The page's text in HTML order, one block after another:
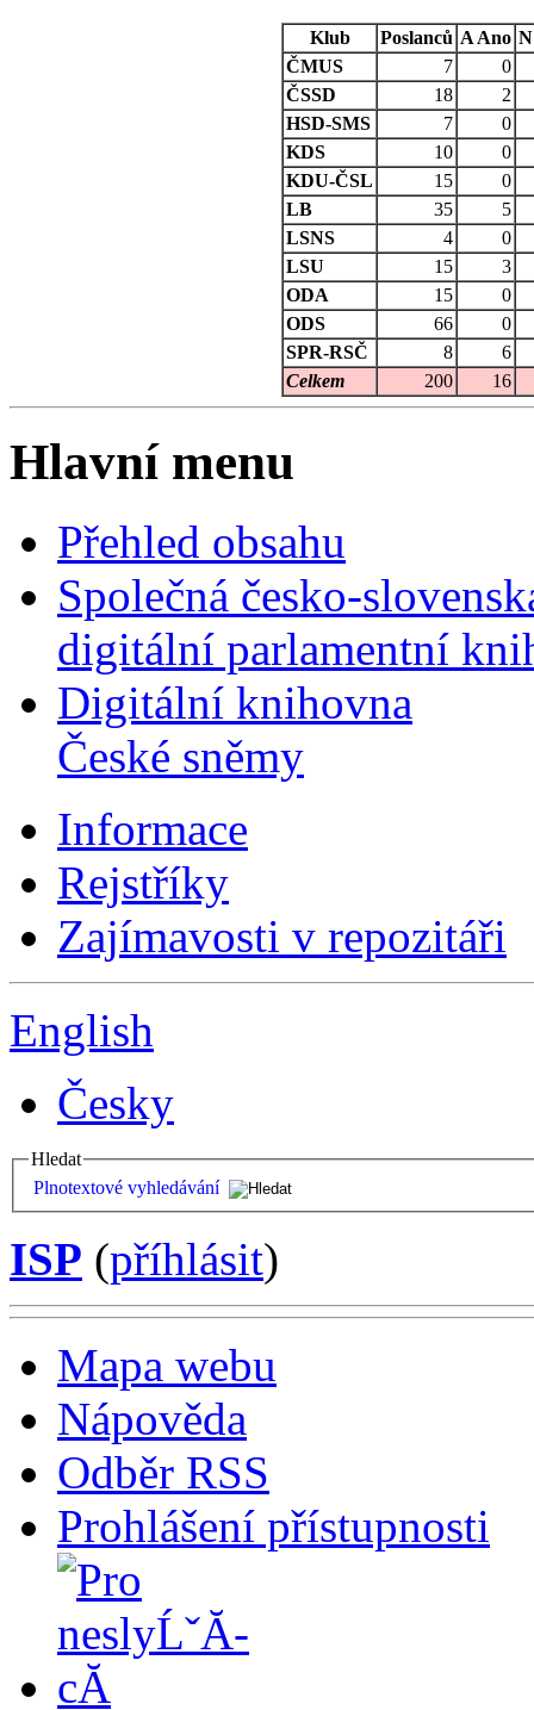
Klub Poslanců A Ano N
ČMUS
7
0
ČSSD
18
2
HSD-SMS
7
0
KDS
10
0
KDU-ČSL
15
0
LB
35
5
LSNS
4
0
LSU
15
3
ODA
15
0
ODS
66
0
SPR-RSČ
8
6
Celkem
200 16
Hlavní menu
Přehled obsahu
Společná česko-
digitální parlamentní
Digitální knihovna
České sněmy
Informace
Rejstříky
Zajímavosti v repozitáři
English
Česky
Hledat
Plnotextové vyhledávání
ISP (příhlásit)
Mapa webu
Nápověda
Odběr RSS
Prohlášení přístupnosti